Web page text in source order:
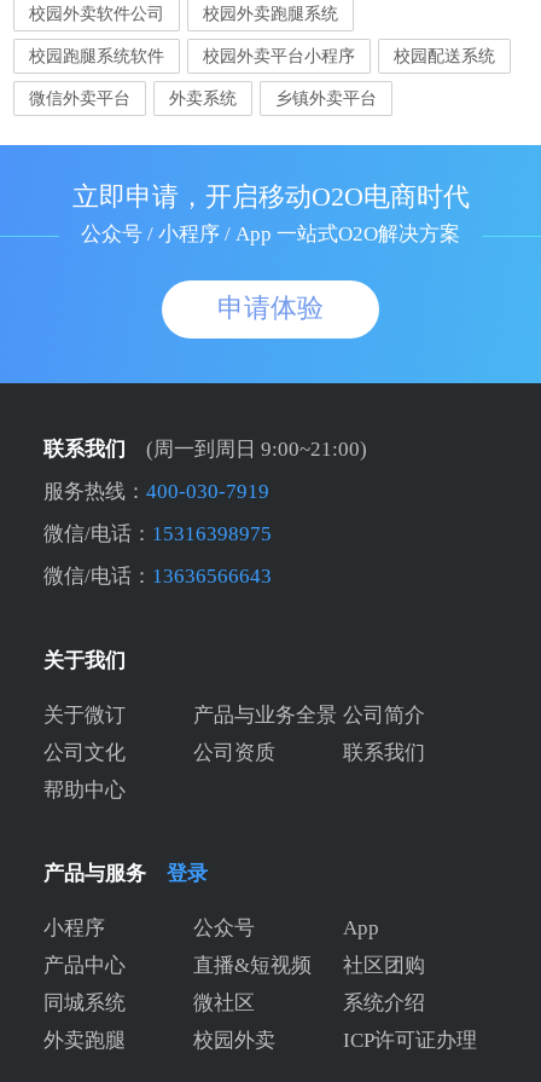
校园外卖软件公司 校园外卖跑腿系统
校园跑腿系统软件 校园外卖平台小程序 校园配送系统
微信外卖平台 外卖系统 乡镇外卖平台
立即申请，开启移动O2O电商时代
公众号 / 小程序 / App 一站式O2O解决方案
申请体验
联系我们
(周一到周日 9:00~21:00)
服务热线： 400-030-7919
微信/电话： 15316398975
微信/电话： 13636566643
关于我们
关于微订 产品与业务全景 公司简介
公司文化
公司资质
联系我们
帮助中心
产品与服务 登录
小程序 公众号
App
产品中心
直播&短视频
社区团购
同城系统
微社区
系统介绍
外卖跑腿
校园外卖 ICP许可证办理